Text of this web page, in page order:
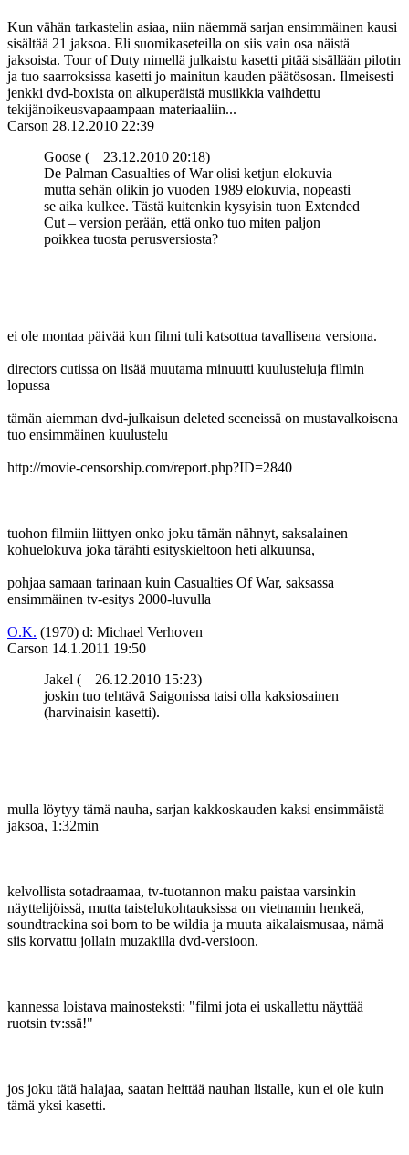
Kun vähän tarkastelin asiaa, niin näemmä sarjan ensimmäinen kausi
sisältää 21 jaksoa. Eli suomikaseteilla on siis vain osa näistä
jaksoista. Tour of Duty nimellä julkaistu kasetti pitää sisällään pilotin
ja tuo saarroksissa kasetti jo mainitun kauden päätösosan. Ilmeisesti
jenkki dvd-boxista on alkuperäistä musiikkia vaihdettu
tekijänoikeusvapaampaan materiaaliin...
Carson 28.12.2010 22:39
Goose (
23.12.2010 20:18)
De Palman Casualties of War olisi ketjun elokuvia
mutta sehän olikin jo vuoden 1989 elokuvia, nopeasti
se aika kulkee. Tästä kuitenkin kysyisin tuon Extended
Cut – version perään, että onko tuo miten paljon
poikkea tuosta perusversiosta?
ei ole montaa päivää kun filmi tuli katsottua tavallisena versiona.
directors cutissa on lisää muutama minuutti kuulusteluja filmin
lopussa
tämän aiemman dvd-julkaisun deleted sceneissä on mustavalkoisena
tuo ensimmäinen kuulustelu
http://movie-censorship.com/report.php?ID=2840
tuohon filmiin liittyen onko joku tämän nähnyt, saksalainen
kohuelokuva joka tärähti esityskieltoon heti alkuunsa,
pohjaa samaan tarinaan kuin Casualties Of War, saksassa
ensimmäinen tv-esitys 2000-luvulla
O.K. (1970) d: Michael Verhoven
Carson 14.1.2011 19:50
Jakel (
26.12.2010 15:23)
joskin tuo tehtävä Saigonissa taisi olla kaksiosainen
(harvinaisin kasetti).
mulla löytyy tämä nauha, sarjan kakkoskauden kaksi ensimmäistä
jaksoa, 1:32min
kelvollista sotadraamaa, tv-tuotannon maku paistaa varsinkin
näyttelijöissä, mutta taistelukohtauksissa on vietnamin henkeä,
soundtrackina soi born to be wildia ja muuta aikalaismusaa, nämä
siis korvattu jollain muzakilla dvd-versioon.
kannessa loistava mainosteksti: "filmi jota ei uskallettu näyttää
ruotsin tv:ssä!"
jos joku tätä halajaa, saatan heittää nauhan listalle, kun ei ole kuin
tämä yksi kasetti.